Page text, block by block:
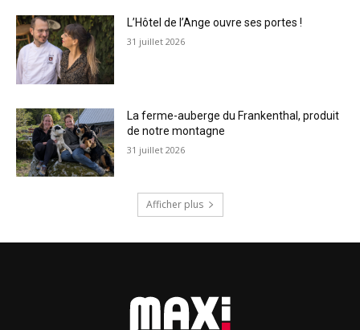
L’Hôtel de l’Ange ouvre ses portes !
31 juillet 2026
La ferme-auberge du Frankenthal, produit
de notre montagne
31 juillet 2026
Afficher plus